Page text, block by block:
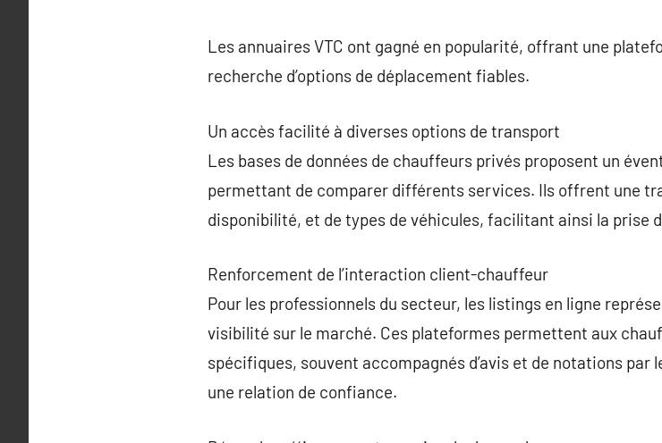
Les annuaires VTC ont gagné en popularité, offrant une
recherche d’options de déplacement fiables.
Un accès facilité à diverses options de transport
Les bases de données de chauffeurs privés proposent un
permettant de comparer différents services. Ils offrent une
disponibilité, et de types de véhicules, facilitant ainsi la prise
Renforcement de l’interaction client-chauffeur
Pour les professionnels du secteur, les listings en ligne
visibilité sur le marché. Ces plateformes permettent aux
spécifiques, souvent accompagnés d’avis et de notations
une relation de confiance.